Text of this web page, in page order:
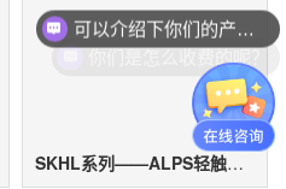
SKHL系列——ALPS轻触开关
可以介绍下你们的产品么？
你们是怎么收费的呢？